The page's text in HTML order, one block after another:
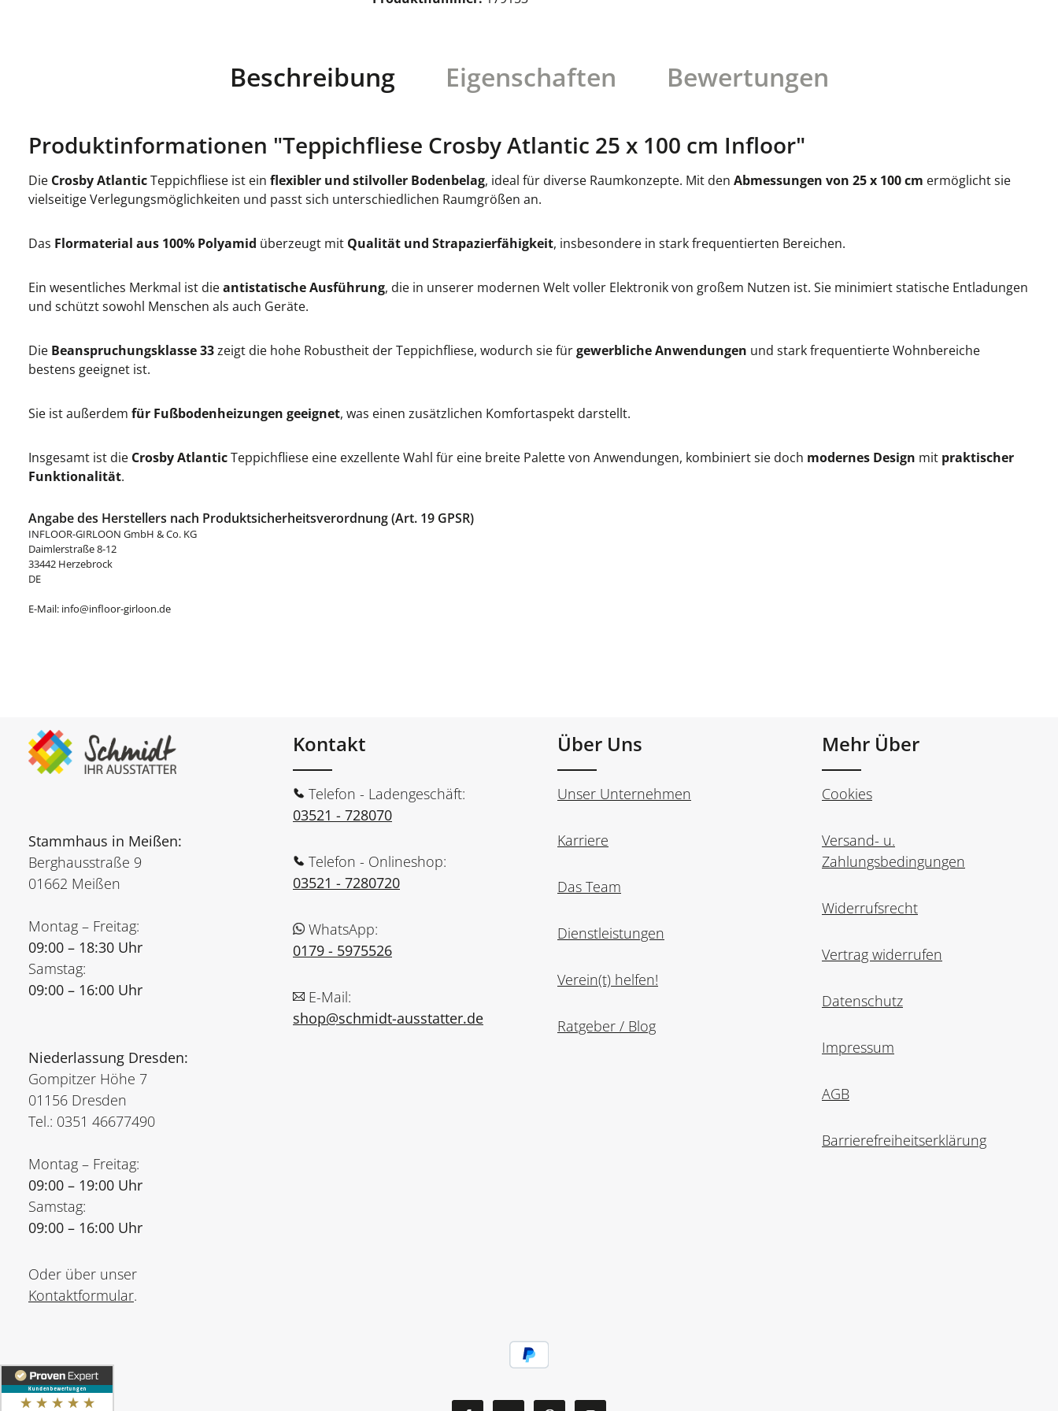
Beschreibung Eigenschaften Bewertungen
Produktinformationen "Teppichfliese Crosby Atlantic 25 x 100 cm Infloor"
Die Crosby AtlanticTeppichfliese ist ein flexibler und stilvoller Bodenbelag, ideal für diverse Raumkonzepte. Mit den Abmessungen von 25 x 100 cm ermöglicht sie
vielseitige Verlegungsmöglichkeiten und passt sich unterschiedlichen Raumgrößen an.
Das Flormaterial aus 100% Polyamid überzeugt mit Qualität und Strapazierfähigkeit, insbesondere in stark frequentierten Bereichen.
Ein wesentliches Merkmal ist dieantistatische Ausführung, die in unserer modernen Welt voller Elektronik von großem Nutzen ist. Sie minimiert statische Entladungen
und schützt sowohl Menschen als auch Geräte.
Die Beanspruchungsklasse 33zeigt die hohe Robustheit der Teppichfliese, wodurch sie fürgewerbliche Anwendungen und stark frequentierte Wohnbereiche
bestens geeignet ist.
Sie ist außerdem für Fußbodenheizungen geeignet, was einen zusätzlichen Komfortaspekt darstellt.
Insgesamt ist die Crosby AtlanticTeppichfliese eine exzellente Wahl für eine breite Palette von Anwendungen, kombiniert sie doch modernes Design mit praktischer
Funktionalität.
Angabe des Herstellers nach Produktsicherheitsverordnung (Art. 19 GPSR)
INFLOOR-GIRLOON GmbH & Co. KG
Daimlerstraße 8-12
33442 Herzebrock
DE
E-Mail: info@infloor-girloon.de
Stammhaus in Meißen:
Berghausstraße 9
01662 Meißen
Montag – Freitag:
09:00 – 18:30 Uhr
Samstag:
09:00 – 16:00 Uhr
Niederlassung Dresden:
Gompitzer Höhe 7
01156 Dresden
Tel.: 0351 46677490
Montag – Freitag:
09:00 – 19:00 Uhr
Samstag:
09:00 – 16:00 Uhr
Oder über unser
Kontaktformular.
Kontakt
Telefon - Ladengeschäft:
03521 - 728070
Telefon - Onlineshop:
03521 - 7280720
WhatsApp:
0179 - 5975526
E-Mail:
shop@schmidt-ausstatter.de
Über Uns
Unser Unternehmen
Karriere
Das Team
Dienstleistungen
Verein(t) helfen!
Ratgeber / Blog
Mehr Über
Cookies
Versand- u.
Zahlungsbedingungen
Widerrufsrecht
Vertrag widerrufen
Datenschutz
Impressum
AGB
Barrierefreiheitserklärung